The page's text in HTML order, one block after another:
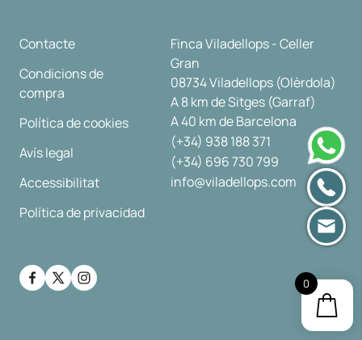
Contacte
Condicions de
compra
Política de cookies
Avís legal
Accessibilitat
Política de privacidad
Finca Viladellops - Celler
Gran
08734 Viladellops (Olèrdola)
A 8 km de Sitges (Garraf)
A 40 km de Barcelona
(+34) 938 188 371
(+34) 696 730 799
info@viladellops.com
0